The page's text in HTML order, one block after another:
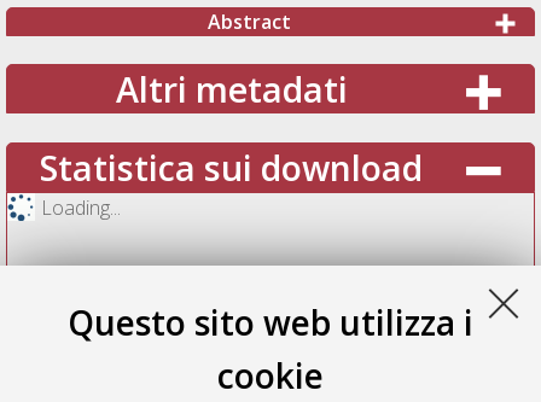
Questo sito web utilizza i
cookie
Abstract
Altri metadati
Statistica sui download
Loading...